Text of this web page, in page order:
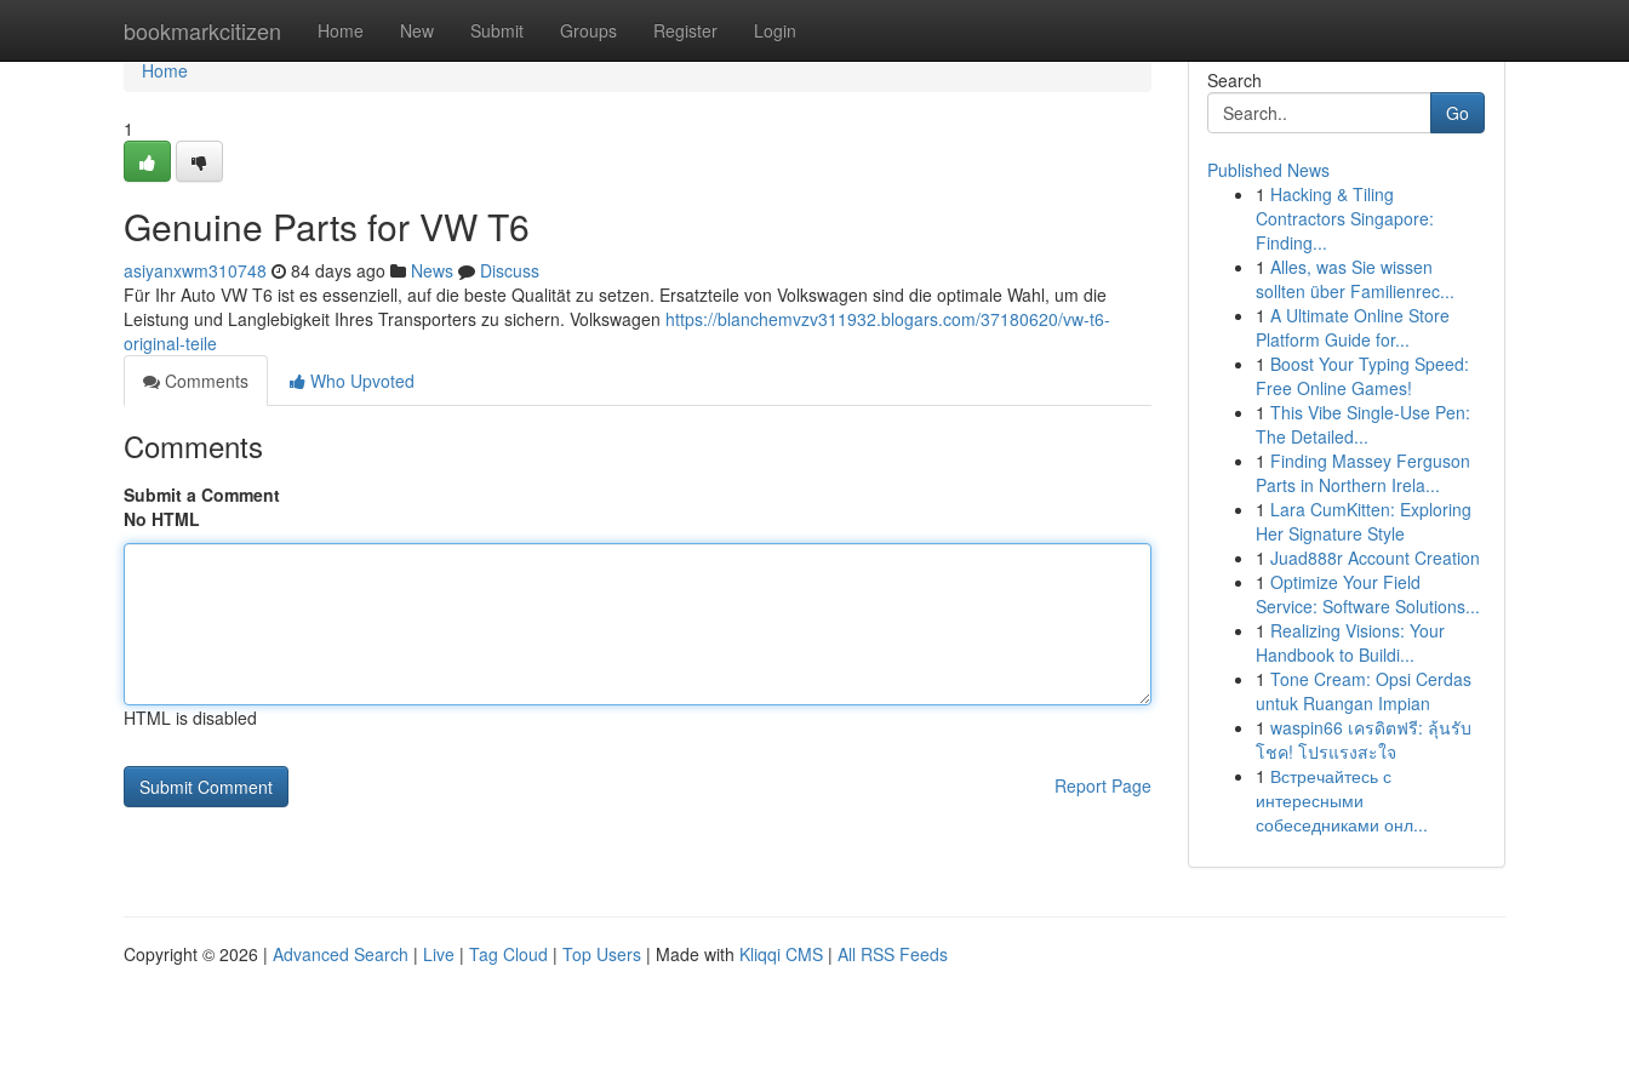
bookmarkcitizen Home New Submit Groups Register Login
Home
Home
1
Genuine Parts for VW T6
asiyanxwm310748 84 days ago News
Discuss
Für Ihr Auto VW T6 ist es essenziell, auf die beste Qualität zu setzen. Ersatzteile von Volkswagen sind die optimale Wahl, um die
Leistung und Langlebigkeit Ihres Transporters zu sichern. Volkswagen https://blanchemvzv311932.blogars.com/37180620/vw-t6-
original-teile
Comments
Who Upvoted
Comments
Submit a Comment
No HTML
HTML is disabled
Report Page
Search
Go
Published News
1 Hacking & Tiling
Contractors Singapore:
Finding...
1 Alles, was Sie wissen
sollten über Familienrec...
1 A Ultimate Online Store
Platform Guide for...
1 Boost Your Typing Speed:
Free Online Games!
1 This Vibe Single-Use Pen:
The Detailed...
1 Finding Massey Ferguson
Parts in Northern Irela...
1 Lara CumKitten: Exploring
Her Signature Style
1 Juad888r Account Creation
1 Optimize Your Field
Service: Software Solutions...
1 Realizing Visions: Your
Handbook to Buildi...
1 Tone Cream: Opsi Cerdas
untuk Ruangan Impian
1 waspin66 เครดิตฟรี: ลุ้นรับ
โชค! โปรแรงสะใจ
1 Встречайтесь с
интересными
собеседниками онл...
Copyright © 2026 | Advanced Search | Live | Tag Cloud | Top Users | Made with Kliqqi CMS | All RSS Feeds